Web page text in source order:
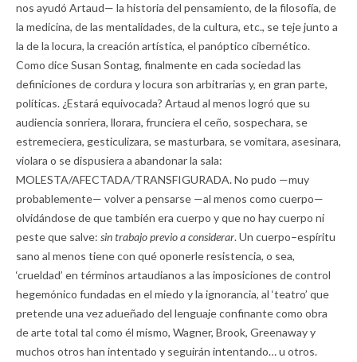
nos ayudó Artaud— la historia del pensamiento, de la filosofía, de
la medicina, de las mentalidades, de la cultura, etc., se teje junto a
la de la locura, la creación artística, el panóptico cibernético.
Como dice Susan Sontag, finalmente en cada sociedad las
definiciones de cordura y locura son arbitrarias y, en gran parte,
políticas. ¿Estará equivocada? Artaud al menos logró que su
audiencia sonriera, llorara, frunciera el ceño, sospechara, se
estremeciera, gesticulizara, se masturbara, se vomitara, asesinara,
violara o se dispusiera a abandonar la sala:
MOLESTA/AFECTADA/TRANSFIGURADA. No pudo —muy
probablemente— volver a pensarse —al menos como cuerpo—
olvidándose de que también era cuerpo y que no hay cuerpo ni
peste que salve: sin trabajo previo a considerar. Un cuerpo–espíritu
sano al menos tiene con qué oponerle resistencia, o sea,
‘crueldad’ en términos artaudianos a las imposiciones de control
hegemónico fundadas en el miedo y la ignorancia, al ‘teatro’ que
pretende una vez adueñado del lenguaje confinante como obra
de arte total tal como él mismo, Wagner, Brook, Greenaway y
muchos otros han intentado y seguirán intentando… u otros.